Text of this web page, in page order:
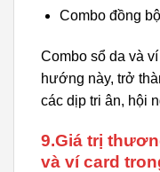
Combo đồng
Combo sổ da và
hướng này, trở
các dịp tri ân, hội
9.Giá trị
và ví card